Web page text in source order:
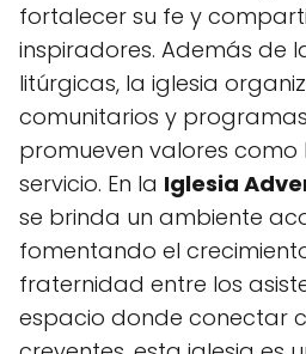
fortalecer su fe y
inspiradores. Además de
litúrgicas, la iglesia
comunitarios y
promueven valores
servicio. En la Iglesia
se brinda un ambiente
fomentando el
fraternidad entre los
espacio donde conectar